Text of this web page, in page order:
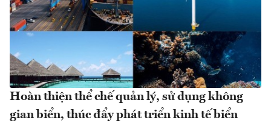
Hoàn thiện thể chế quản lý, sử dụng không
gian biển, thúc đẩy phát triển kinh tế biển